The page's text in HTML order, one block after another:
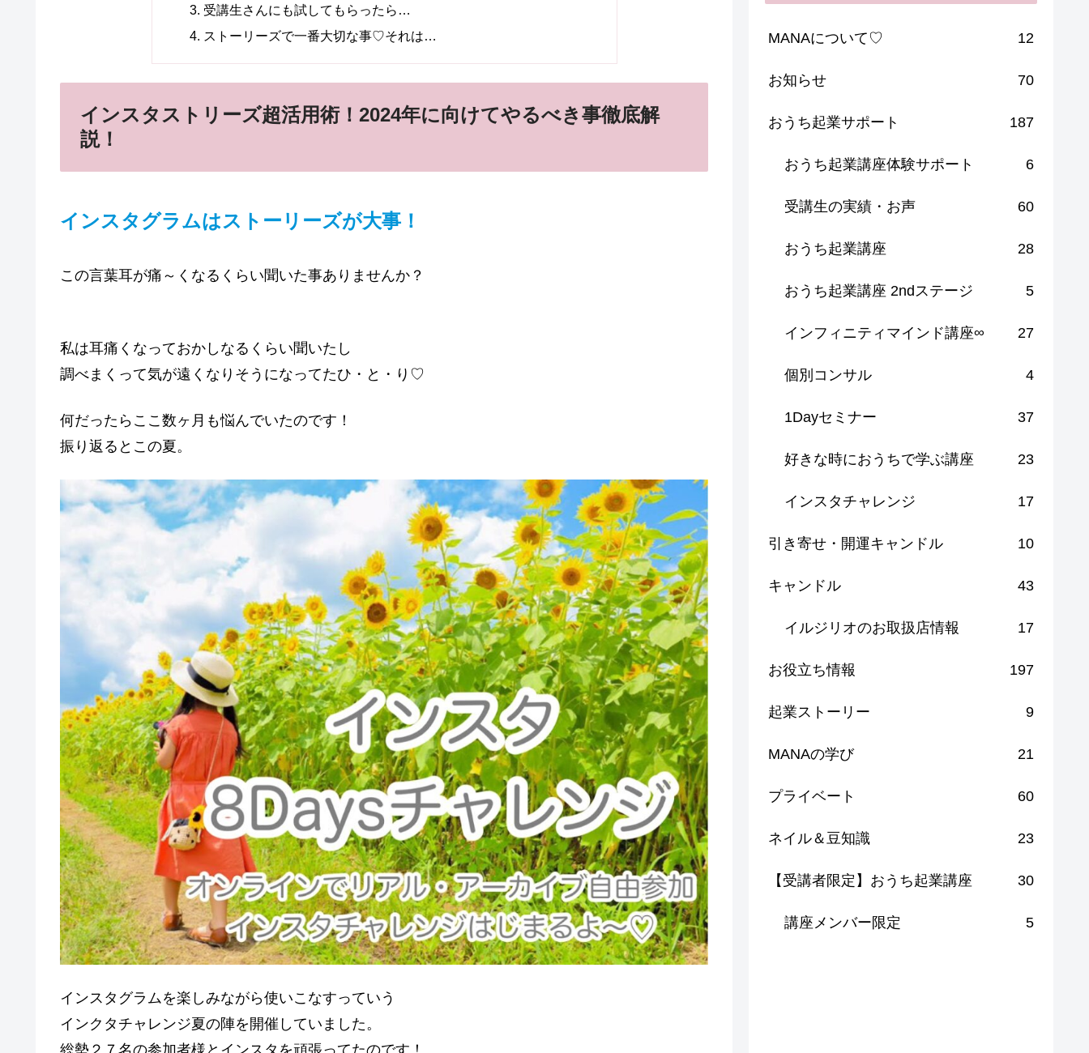
受講生さんにも試してもらったら…
ストーリーズで一番大切な事♡それは…
インスタストリーズ超活用術！2024年に向けてやるべき事徹底解
説！
インスタグラムはストーリーズが大事！
この言葉耳が痛～くなるくらい聞いた事ありませんか？
私は耳痛くなっておかしなるくらい聞いたし
調べまくって気が遠くなりそうになってたひ・と・り♡
何だったらここ数ヶ月も悩んでいたのです！
振り返るとこの夏。
インスタグラムを楽しみながら使いこなすっていう
インクタチャレンジ夏の陣を開催していました。
MANAについて♡ 12
お知らせ 70
おうち起業サポート 187
おうち起業講座体験サポート 6
受講生の実績・お声 60
おうち起業講座 28
おうち起業講座 2ndステージ 5
インフィニティマインド講座∞ 27
個別コンサル 4
1Dayセミナー 37
好きな時におうちで学ぶ講座 23
インスタチャレンジ 17
引き寄せ・開運キャンドル 10
キャンドル 43
イルジリオのお取扱店情報 17
お役立ち情報 197
起業ストーリー 9
MANAの学び 21
プライベート 60
ネイル＆豆知識 23
【受講者限定】おうち起業講座 30
講座メンバー限定 5